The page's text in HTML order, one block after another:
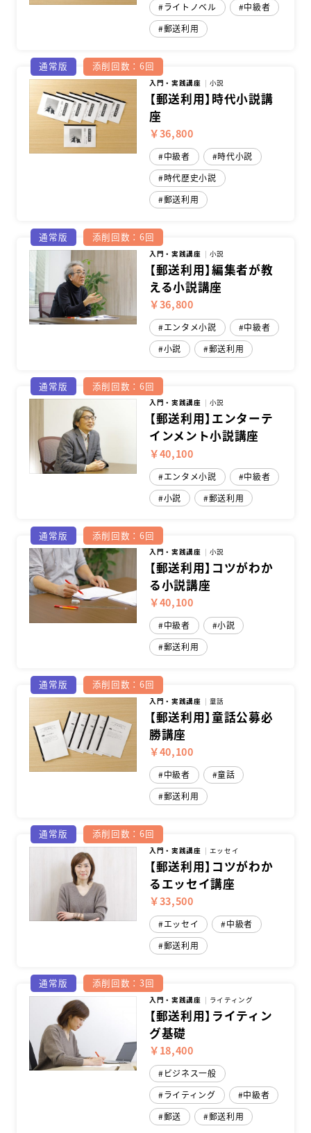
ライトノベル
中級者
郵送利用
通常版 添削回数：6回
入門・実践講座 小説
【郵送利用】時代小説講
座
￥36,800
中級者
時代小説
時代歴史小説
郵送利用
通常版 添削回数：6回
入門・実践講座 小説
【郵送利用】編集者が教
える小説講座
￥36,800
エンタメ小説
中級者
小説
郵送利用
通常版 添削回数：6回
入門・実践講座 小説
【郵送利用】エンターテ
インメント小説講座
￥40,100
エンタメ小説
中級者
小説
郵送利用
通常版 添削回数：6回
入門・実践講座 小説
【郵送利用】コツがわか
る小説講座
￥40,100
中級者
小説
郵送利用
通常版 添削回数：6回
入門・実践講座 童話
【郵送利用】童話公募必
勝講座
￥40,100
中級者
童話
郵送利用
通常版 添削回数：6回
入門・実践講座 エッセイ
【郵送利用】コツがわか
るエッセイ講座
￥33,500
エッセイ
中級者
郵送利用
通常版 添削回数：3回
入門・実践講座 ライティング
【郵送利用】ライティン
グ基礎
￥18,400
ビジネス一般
ライティング
中級者
郵送
郵送利用